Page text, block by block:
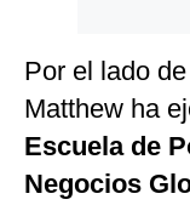
Por el lado
Matthew ha
Escuela de
Negocios